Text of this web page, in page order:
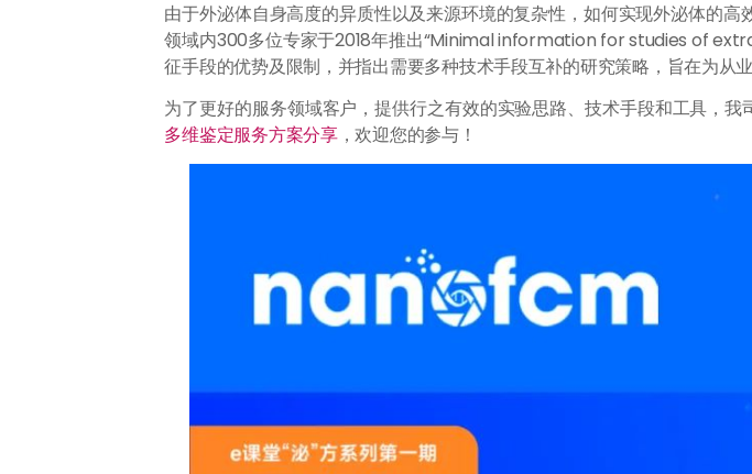
由于外泌体自身高度的异质性以及来源环境的复杂性，如何实现外泌体的
领域内300多位专家于2018年推出“Minimal information for studies of
征手段的优势及限制，并指出需要多种技术手段互补的研究策略，旨在为从
为了更好的服务领域客户，提供行之有效的实验思路、技术手段和工具，我
多维鉴定服务方案分享，欢迎您的参与！